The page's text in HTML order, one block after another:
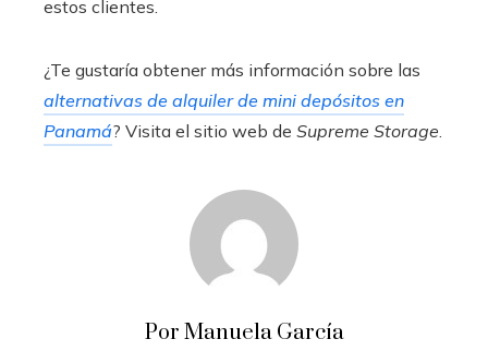
estos clientes.
¿Te gustaría obtener más información sobre las
alternativas de alquiler de mini depósitos en
Panamá? Visita el sitio web de Supreme Storage
Por Manuela García